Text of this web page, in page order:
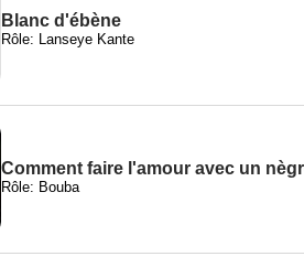
Blanc d'ébène
Rôle: Lanseye Kante
Comment faire l'amour avec un
Rôle: Bouba